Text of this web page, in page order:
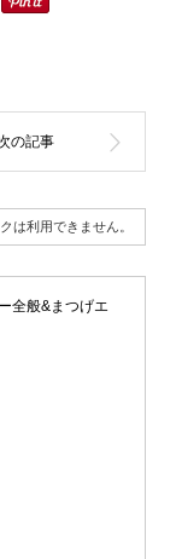
は利用できません。
全般&まつげエ